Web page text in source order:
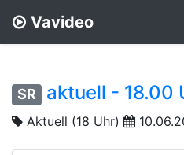
Vavideo
SR aktuell - 18.00
Aktuell (18 Uhr)